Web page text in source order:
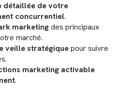
détaillée de votre
concurrentiel.
marketingdes principaux
marché.
veille stratégiquepour suivre
marketing activable
.